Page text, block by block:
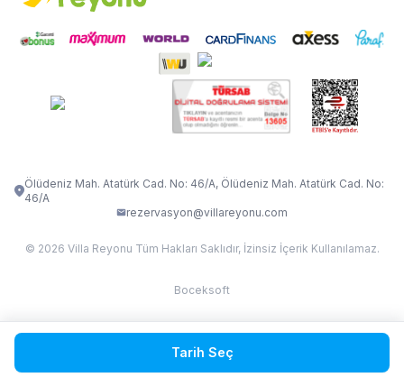
VILLA ADRIMA 1
VİLLA TİAMO VİLLA ZEYTİN DALI
VILLA ELMALI
Ölüdeniz Mah. Atatürk Cad. No: 46/A, Ölüdeniz Mah. Atatürk Cad. No:
46/A
rezervasyon@villareyonu.com
© 2026 Villa Reyonu Tüm Hakları Saklıdır, İzinsiz İçerik Kullanılamaz.
Boceksoft
Fethiye Kas Kalkan 2
Tarih Seç